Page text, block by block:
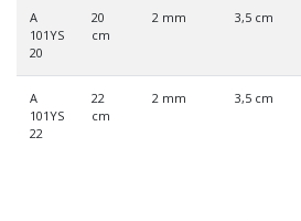
A
101YS
20
20
cm
2 mm 3,5 cm
A
101YS
22
22
cm
2 mm 3,5 cm